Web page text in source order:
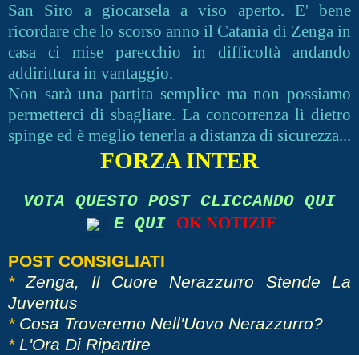
San Siro a giocarsela a viso aperto. E' bene
ricordare che lo scorso anno il Catania di Zenga in
casa ci mise parecchio in difficoltà andando
addirittura in vantaggio.
Non sarà una partita semplice ma non possiamo
permetterci di sbagliare. La concorrenza lì dietro
spinge ed è meglio tenerla a distanza di sicurezza...
FORZA INTER
VOTA QUESTO POST CLICCANDO QUI
E QUI
OK NOTIZIE
POST CONSIGLIATI
*Zenga, Il Cuore Nerazzurro Stende La
Juventus
* Cosa Troveremo Nell'Uovo Nerazzurro?
* L'Ora Di Ripartire